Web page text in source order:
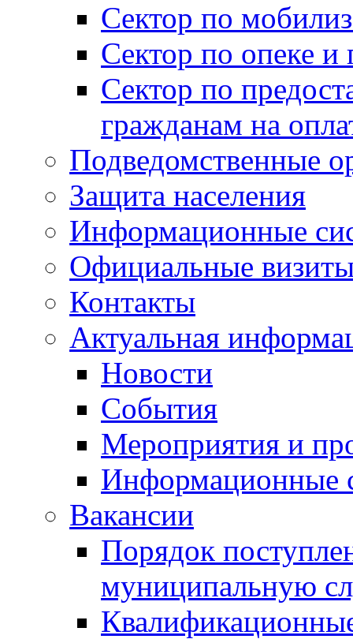
Сектор по
Сектор по опеке и
Сектор по
гражданам на
Подведомственные
Защита населения
Информационные
Официальные
Контакты
Актуальная
Новости
События
Мероприятия и
Информационные
Вакансии
Порядок
муниципальную